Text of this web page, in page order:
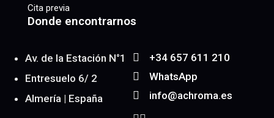
Cita previa
Donde encontrarnos
Av. de la Estación N°1
Entresuelo 6/ 2
Almería | España
+34 657 611 210
WhatsApp
info@achroma.es